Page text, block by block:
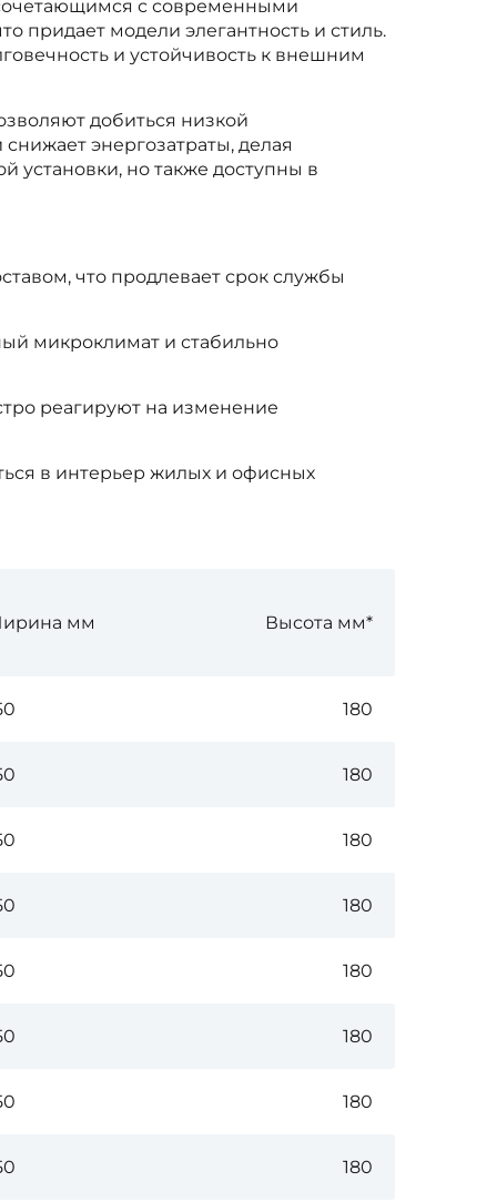
с современными
придает модели элегантность и стиль.
и устойчивость к внешним
добиться низкой
энергозатраты, делая
установки, но также доступны в
что продлевает срок службы
микроклимат и стабильно
реагируют на изменение
в интерьер жилых и офисных
мм Высота мм*
180
180
180
180
180
180
180
180